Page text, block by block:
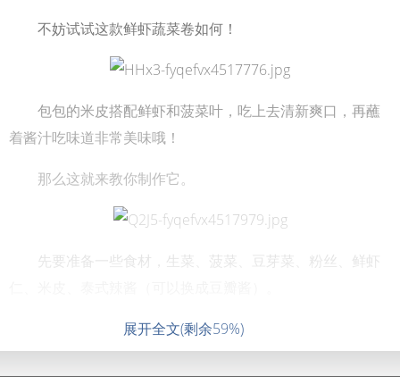
不妨试试这款鲜虾蔬菜卷如何！
包包的米皮搭配鲜虾和菠菜叶，吃上去清新爽口，再蘸
着酱汁吃味道非常美味哦！
那么这就来教你制作它。
先要准备一些食材，生菜、菠菜、豆芽菜、粉丝、鲜虾
展开全文(剩余59%)